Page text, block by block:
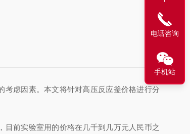
考虑因素。本文将针对高压反应釜价格进行分
前实验室用的价格在几千到几万元人民币之
电话咨询
手机站